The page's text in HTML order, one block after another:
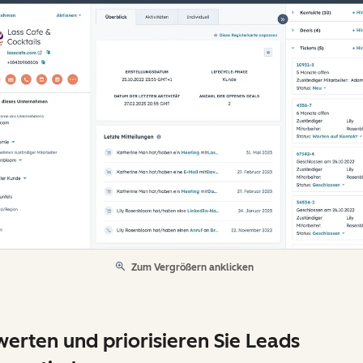
Zum Vergrößern anklicken
und priorisieren Sie Leads